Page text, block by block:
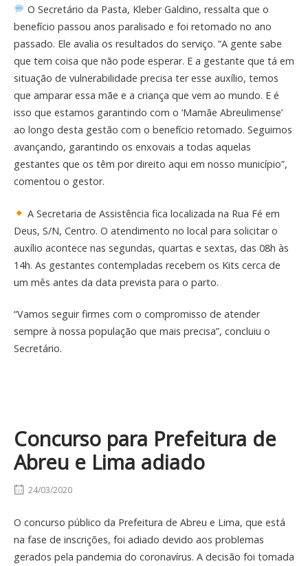
O Secretário da Pasta, Kleber Galdino, ressalta que o
benefício passou anos paralisado e foi retomado no ano
passado. Ele avalia os resultados do serviço. “A gente sabe
que tem coisa que não pode esperar. E a gestante que tá em
situação de vulnerabilidade precisa ter esse auxílio, temos
que amparar essa mãe e a criança que vem ao mundo. E é
isso que estamos garantindo com o ‘Mamãe Abreulimense’
ao longo desta gestão com o benefício retomado. Seguimos
avançando, garantindo os enxovais a todas aquelas
gestantes que os têm por direito aqui em nosso município”,
comentou o gestor.
A Secretaria de Assistência fica localizada na Rua Fé em
Deus, S/N, Centro. O atendimento no local para solicitar o
auxílio acontece nas segundas, quartas e sextas, das 08h às
14h. As gestantes contempladas recebem os Kits cerca de
um mês antes da data prevista para o parto.
“Vamos seguir firmes com o compromisso de atender
sempre à nossa população que mais precisa”, concluiu o
Secretário.
Concurso para Prefeitura de
Abreu e Lima adiado
24/03/2020
O concurso público da Prefeitura de Abreu e Lima, que está
na fase de inscrições, foi adiado devido aos problemas
gerados pela pandemia do coronavírus. A decisão foi tomada